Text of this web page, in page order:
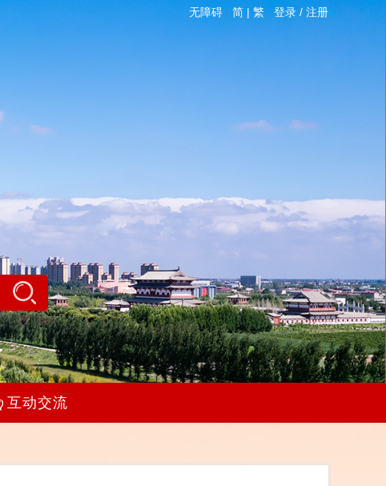
无障碍 简 |繁 登录/ 注册
互动交流